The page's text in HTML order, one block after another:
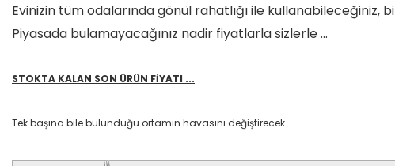
Evinizin tüm odalarında gönül rahatlığı ile kullanabileceğiniz,
Piyasada bulamayacağınız nadir fiyatlarla sizlerle ...
STOKTA KALAN SON ÜRÜN FİYATI ...
Tek başına bile bulunduğu ortamın havasını değiştirecek.